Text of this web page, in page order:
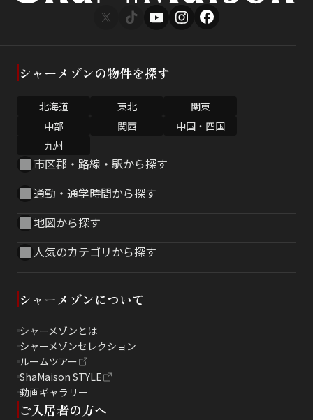
シャーメゾンの物件を探す
北海道 東北
関東
中部
関西
中国・四国
九州
市区郡・路線・駅から探す
通勤・通学時間から探す
地図から探す
人気のカテゴリから探す
シャーメゾンについて
シャーメゾンとは
シャーメゾンセレクション
ルームツアー
ShaMaison STYLE
動画ギャラリー
ご入居者の方へ